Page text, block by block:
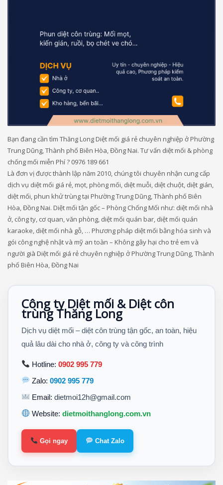
Bạn đang cần tìm Thăng Long Diệt mối giá rẻ chuyên nghiệp ở Phường
Trung Dũng, Thành phố Biên Hòa, Đồng Nai. Tư vấn diệt mối & phòng
chống mối miễn Phí ? 0976 189 661
Là đơn vị được thành lập năm 2010, chúng tôi chuyên nhận cung cấp
dịch vụ diệt mối giá rẻ, mọt, phòng mối, diệt muỗi, diệt chuột, diệt gián,
diệt mối, phun khử trùng tại Phường Trung Dũng, Thành phố Biên
Hòa, Đồng Nai. Diệt mối tận gốc – Phòng Chống Mối như: diệt mối nhà
ở, công ty, cơ quan, văn phòng, diệt mối quán bar, diệt mối quán
karaoke, diệt mối nhà gỗ, … Phương pháp diệt mối bằng hóa sinh và
gói công nghệ nhật và mỹ an toàn – Không gây hại cho trẻ em và
người già Diệt mối giá rẻ chuyên nghiệp ở Phường Trung Dũng, Thành
phố Biên Hòa, Đồng Nai
Công ty Diệt mối & Diệt côn
trùng Thăng Long
Dịch vụ diệt mối – diệt côn trùng tận gốc, an toàn, hiệu
quả lâu dài cho nhà ở, công ty và công trình
Hotline:0902 995 779
Zalo:0902 995 779
Email:dietmoi12h@gmail.com
Website:dietmoithanglong.com.vn
Gọi ngay Chat Zalo